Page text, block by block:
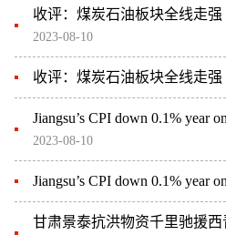
收评：煤炭石油板块全线走
2023-08-10
收评：煤炭石油板块全线走
Jiangsu’s CPI down 0.1% year
2023-08-10
Jiangsu’s CPI down 0.1% year
甘肃景泰抗洪物资千里驰援